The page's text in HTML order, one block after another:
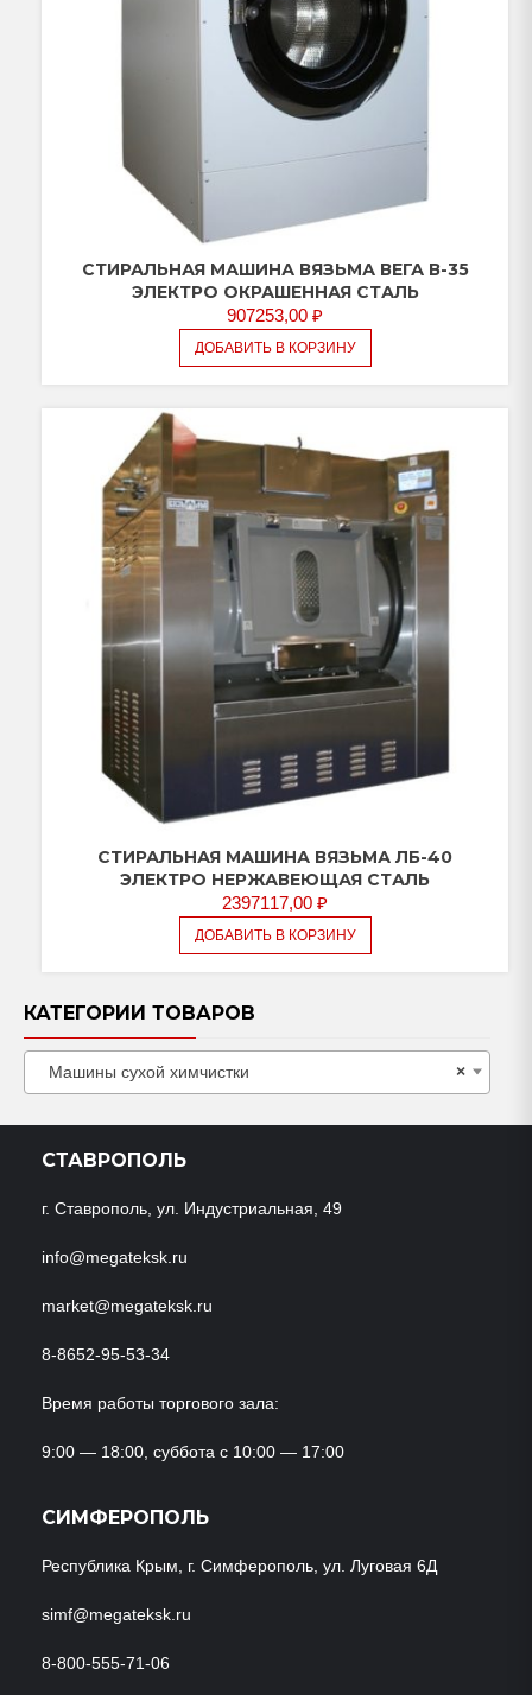
СТИРАЛЬНАЯ МАШИНА ВЯЗЬМА ВЕГА В-35
ЭЛЕКТРО ОКРАШЕННАЯ СТАЛЬ
907253,00 ₽
ДОБАВИТЬ В КОРЗИНУ
СТИРАЛЬНАЯ МАШИНА ВЯЗЬМА ЛБ-40
ЭЛЕКТРО НЕРЖАВЕЮЩАЯ СТАЛЬ
2397117,00 ₽
ДОБАВИТЬ В КОРЗИНУ
КАТЕГОРИИ ТОВАРОВ
×
Машины сухой химчистки
СТАВРОПОЛЬ
г. Ставрополь, ул. Индустриальная, 49
info@megateksk.ru
market@megateksk.ru
8-8652-95-53-34
Время работы торгового зала:
9:00 — 18:00, суббота с 10:00 — 17:00
СИМФЕРОПОЛЬ
Республика Крым, г. Симферополь, ул. Луговая 6Д
simf@megateksk.ru
8-800-555-71-06